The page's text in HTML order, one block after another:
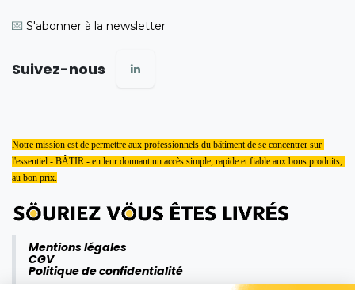
💌 S'abonner à la newsletter
Suivez-nous
Notre mission est de permettre aux professionnels du bâtiment de se concentrer sur
l'essentiel - BÂTIR - en leur donnant un accès simple, rapide et fiable aux bons produits,
au bon prix.
Mentions légales
CGV
Politique de confidentialité